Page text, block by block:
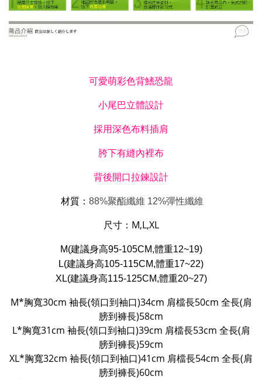
可愛萌彩色背鰭恐龍
小尾巴立體設計
採用深色布料插肩
胯下有縫內裡布
背後開口拉鍊設計
材質： 88%聚酯纖維 12%彈性纖維
尺寸： M,L,XL
M(建議身高95-105CM,體重12~19)
L(建議身高105-115CM,體重17~22)
XL(建議身高115-125CM,體重20~27)
M*胸寬30cm 袖長(領口到袖口)34cm 肩檔長50cm 全長(肩
膀到褲長)58cm
L*胸寬31cm 袖長(領口到袖口)39cm 肩檔長53cm 全長(肩
膀到褲長)59cm
XL*胸寬32cm 袖長(領口到袖口)41cm 肩檔長54cm 全長(肩
膀到褲長)60cm